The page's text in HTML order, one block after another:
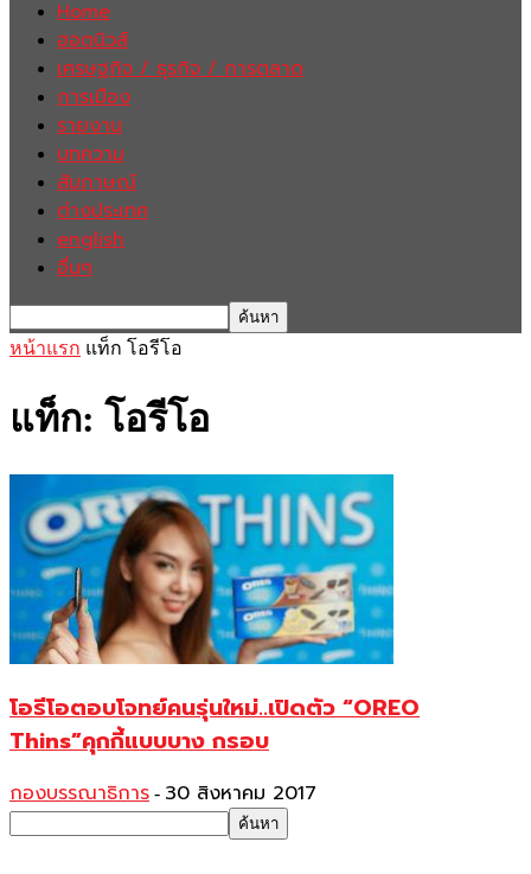
Home
ฮอตนิวส์
เศรษฐกิจ / ธุรกิจ / การตลาด
การเมือง
รายงาน
บทความ
สัมภาษณ์
ต่างประเทศ
english
อื่นๆ
หน้าแรก แท็ก โอรีโอ
แท็ก: โอรีโอ
โอรีโอตอบโจทย์คนรุ่นใหม่..เปิดตัว “OREO
Thins”คุกกี้แบบบาง กรอบ
กองบรรณาธิการ - 30 สิงหาคม 2017